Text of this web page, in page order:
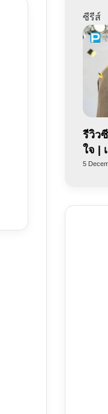
ซีรีส์
รีวิว
ใจ |
5